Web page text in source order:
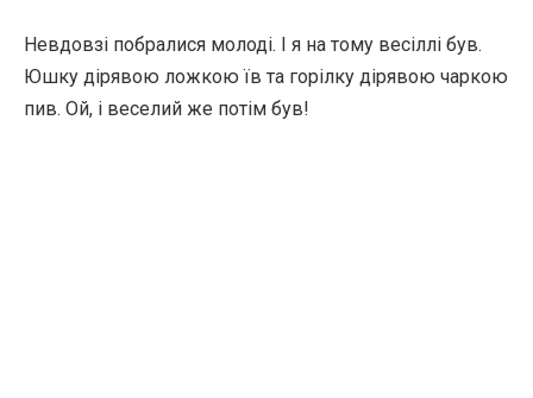
Невдовзі побралися молоді. І я на тому весіллі був.
Юшку дірявою ложкою їв та горілку дірявою чаркою
пив. Ой, і веселий же потім був!